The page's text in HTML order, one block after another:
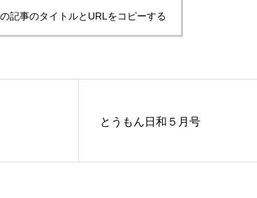
記事のタイトルとURLをコピーする
とうもん日和５月号